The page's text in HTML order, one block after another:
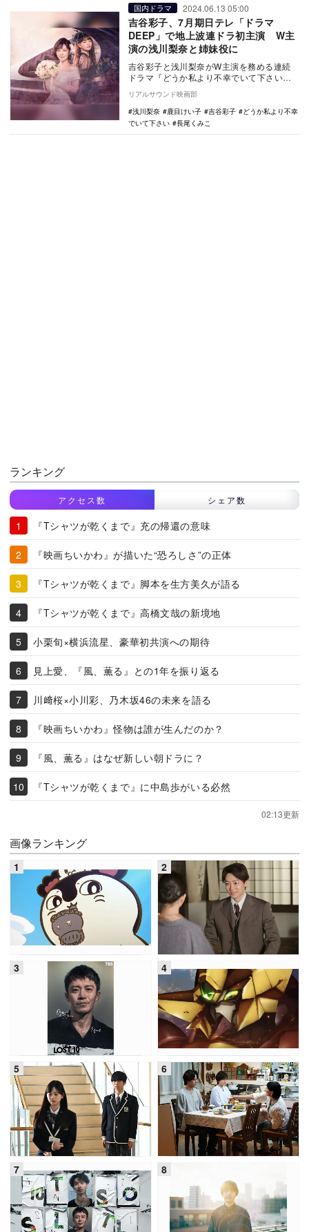
国内ドラマ 2024.06.13 05:00
吉谷彩子、7月期日テレ「ドラマ
DEEP」で地上波連ドラ初主演 W主
演の浅川梨奈と姉妹役に
吉谷彩子と浅川梨奈がW主演を務める連続
ドラマ『どうか私より不幸でいて下さい』
が、7月期の日本テレビ系「ドラマDEEP」
枠で放送さ…
リアルサウンド映画部
浅川梨奈
鹿目けい子 吉谷彩子
どうか私より不幸
でいて下さい
長尾くみこ
ランキング
アクセス数 シェア数
『Tシャツが乾くまで』充の帰還の意味
『映画ちいかわ』が描いた“恐ろしさ”の正体
『Tシャツが乾くまで』脚本を生方美久が語る
『Tシャツが乾くまで』高橋文哉の新境地
小栗旬×横浜流星、豪華初共演への期待
見上愛、『風、薫る』との1年を振り返る
川﨑桜×小川彩、乃木坂46の未来を語る
『映画ちいかわ』怪物は誰が生んだのか？
『風、薫る』はなぜ新しい朝ドラに？
『Tシャツが乾くまで』に中島歩がいる必然
02:13更新
画像ランキング